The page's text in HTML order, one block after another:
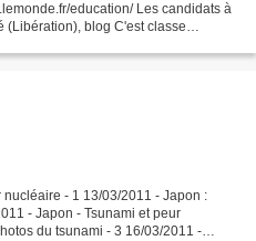
education/ Les candidats à
(Libération), blog C'est classe
- 1 13/03/2011 - Japon :
- Japon - Tsunami et peur
du tsunami - 3 16/03/2011 -